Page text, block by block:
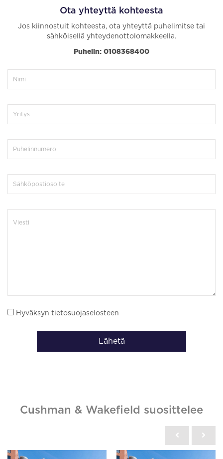
Ota yhteyttä kohteesta
Jos kiinnostuit kohteesta, ota yhteyttä puhelimitse tai
sähköisellä yhteydenottolomakkeella.
Puhelin: 0108368400
Hyväksyn tietosuojaselosteen
Lähetä
Cushman & Wakefield suosittelee